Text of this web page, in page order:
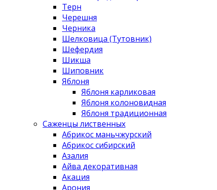
Терн
Черешня
Черника
Шелковица (Тутовник)
Шефердия
Шикша
Шиповник
Яблоня
Яблоня карликовая
Яблоня колоновидная
Яблоня традиционная
Саженцы лиственных
Абрикос маньчжурский
Абрикос сибирский
Азалия
Айва декоративная
Акация
Арония